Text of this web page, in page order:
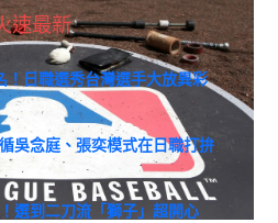
速最新
日職選秀台灣選手大放異彩
吳念庭、張奕模式在日職打拚
選到二刀流「獅子」超開心